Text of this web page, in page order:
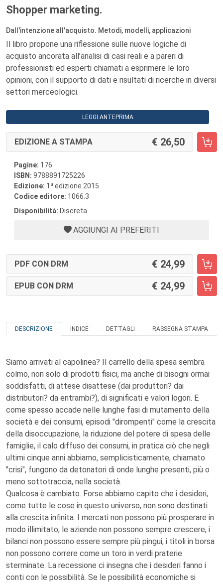
Shopper marketing.
Dall'intenzione all'acquisto. Metodi, modelli, applicazioni
Il libro propone una riflessione sulle nuove logiche di
acquisto ancorata all’analisi di casi reali e a pareri di
professionisti ed esperti chiamati a esprimere le loro
opinioni, con il supporto di dati e risultati di ricerche in diversi
settori merceologici.
LEGGI ANTEPRIMA
EDIZIONE A STAMPA 26,50
Pagine: 176
ISBN: 9788891725226
Edizione: 1 a edizione 2015
Codice editore: 1066.3
Disponibilità: Discreta
AGGIUNGI AI PREFERITI
PDF CON DRM 24,99
EPUB CON DRM 24,99
DESCRIZIONE INDICE DETTAGLI RASSEGNA STAMPA
Siamo arrivati al capolinea? Il carrello della spesa sembra
colmo, non solo di prodotti fisici, ma anche di bisogni ormai
soddisfatti, di attese disattese (dai produttori? dai
distributori? da entrambi?), di significati e valori logori. E
come spesso accade nelle lunghe fasi di mutamento della
società e dei consumi, episodi "dirompenti" come la crescita
della disoccupazione, la riduzione del potere di spesa delle
famiglie, il calo diffuso dei consumi, in pratica ciò che negli
ultimi cinque anni abbiamo, semplicisticamente, chiamato
"crisi", fungono da detonatori di onde lunghe presenti, più o
meno sottotraccia, nella società.
Qualcosa è cambiato. Forse abbiamo capito che i desideri,
come tutte le cose in questo universo, non sono destinati
alla crescita infinita. I mercati non possono più prosperare in
modo illimitato, le aziende non possono sempre crescere, i
bilanci non possono essere sempre più pingui, i titoli in borsa
non possono correre come un toro in verdi praterie
sterminate. La recessione ci insegna che i desideri fanno i
conti con le possibilità. Se le possibilità economiche si